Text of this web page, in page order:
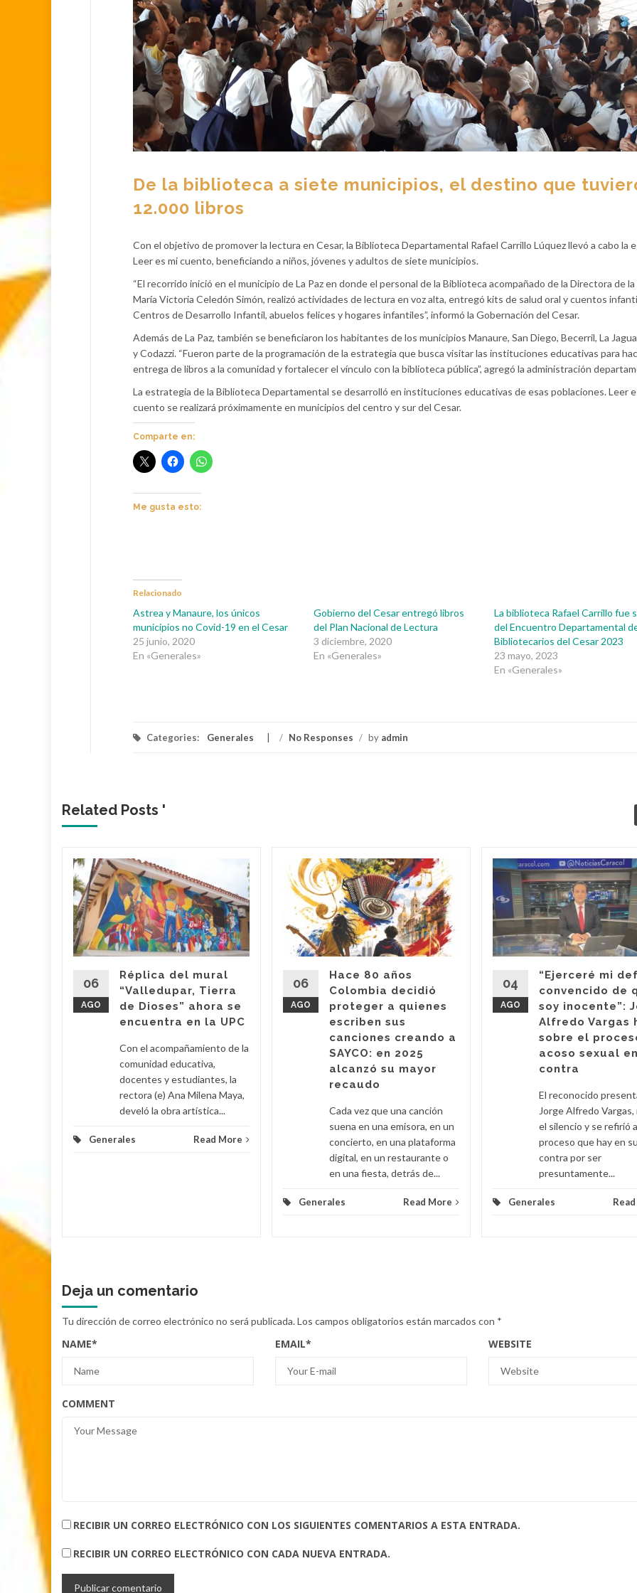
De la biblioteca a siete municipios, el destino que
12.000 libros
Con el objetivo de promover la lectura en Cesar, la Biblioteca Departamental Rafael Carrillo Lúquez llevó a cabo la
Leer es mi cuento, beneficiando a niños, jóvenes y adultos de siete municipios.
“El recorrido inició en el municipio de La Paz en donde el personal de la Biblioteca acompañado de la Directora de
María Victoria Celedón Simón, realizó actividades de lectura en voz alta, entregó kits de salud oral y cuentos
Centros de Desarrollo Infantil, abuelos felices y hogares infantiles”, informó la Gobernación del Cesar.
Además de La Paz, también se beneficiaron los habitantes de los municipios Manaure, San Diego, Becerril, La
y Codazzi. “Fueron parte de la programación de la estrategia que busca visitar las instituciones educativas para
entrega de libros a la comunidad y fortalecer el vínculo con la biblioteca pública”, agregó la administración
La estrategia de la Biblioteca Departamental se desarrolló en instituciones educativas de esas poblaciones. Leer
cuento se realizará próximamente en municipios del centro y sur del Cesar.
Comparte en:
Me gusta esto:
Relacionado
Astrea y Manaure, los únicos
municipios no Covid-19 en el Cesar
25 junio, 2020
En «Generales»
Gobierno del Cesar entregó libros
del Plan Nacional de Lectura
3 diciembre, 2020
En «Generales»
La biblioteca Rafael Carrillo fue
del Encuentro Departamental
Bibliotecarios del Cesar 2023
23 mayo, 2023
En «Generales»
Categories: Generales / No Responses / by admin
Related Posts '
06
AGO
Réplica del mural
“Valledupar, Tierra
de Dioses” ahora se
encuentra en la UPC
Con el acompañamiento de la
comunidad educativa,
docentes y estudiantes, la
rectora (e) Ana Milena Maya,
develó la obra artística...
Generales Read More
06
AGO
Hace 80 años
Colombia decidió
proteger a quienes
escriben sus
canciones creando a
SAYCO: en 2025
alcanzó su mayor
recaudo
Cada vez que una canción
suena en una emisora, en un
concierto, en una plataforma
digital, en un restaurante o
en una fiesta, detrás de...
Generales Read More
04
AGO
“Ejerceré mi
convencido de
soy inocente”:
Alfredo Vargas
sobre el
acoso sexual
contra
El reconocido
Jorge Alfredo Vargas,
el silencio y se refirió
proceso que hay en su
contra por ser
presuntamente...
Generales
Deja un comentario
Tu dirección de correo electrónico no será publicada.Los campos obligatorios están marcados con *
NAME* EMAIL* WEBSITE
COMMENT
RECIBIR UN CORREO ELECTRÓNICO CON LOS SIGUIENTES COMENTARIOS A ESTA ENTRADA.
RECIBIR UN CORREO ELECTRÓNICO CON CADA NUEVA ENTRADA.